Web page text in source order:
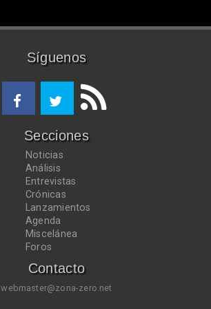
Síguenos
Secciones
Noticias
Análisis
Entrevistas
Crónicas
Lanzamientos
Agenda
Miscelánea
Foros
Contacto
webmaster@zona-zero.net